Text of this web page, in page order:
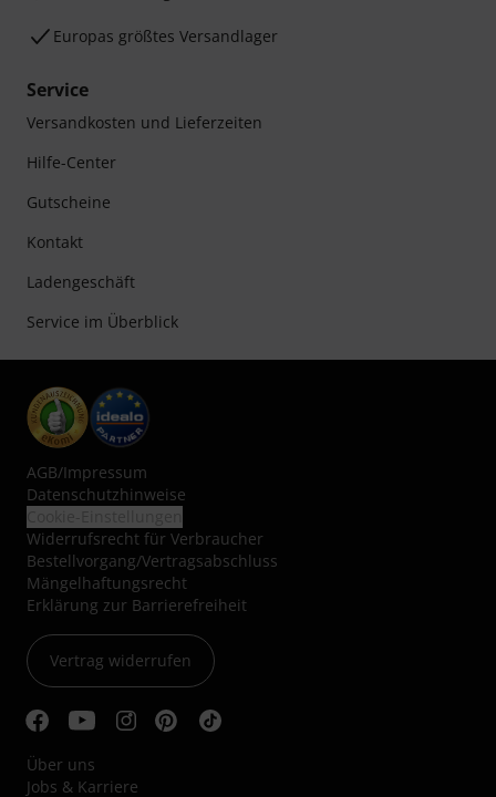
Europas größtes Versandlager
Service
Versandkosten und Lieferzeiten
Hilfe-Center
Gutscheine
Kontakt
Ladengeschäft
Service im Überblick
AGB/Impressum
Datenschutzhinweise
Widerrufsrecht für Verbraucher
Bestellvorgang/Vertragsabschluss
Mängelhaftungsrecht
Erklärung zur Barrierefreiheit
Vertrag widerrufen
Über uns
Jobs & Karriere